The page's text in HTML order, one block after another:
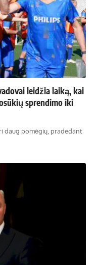
leidžia laiką, kai
sprendimo iki
daug pomėgių, pradedant